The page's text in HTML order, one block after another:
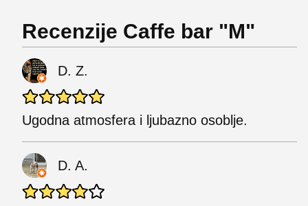
Recenzije Caffe bar "M"
D. Z.
Ugodna atmosfera i ljubazno osoblje.
D. A.